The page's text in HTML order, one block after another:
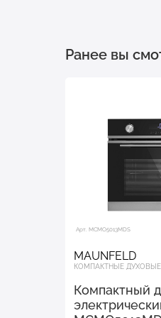
Ранее вы
Арт. MCMO5013MDS
MAUNFELD
КОМПАКТНЫЕ
Компактный